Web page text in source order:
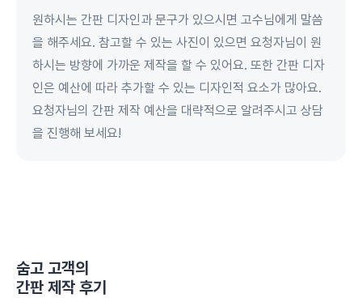
원하시는 간판 디자인과 문구가 있으시면 고수님에게 말씀
을 해주세요. 참고할 수 있는 사진이 있으면 요청자님이 원
하시는 방향에 가까운 제작을 할 수 있어요. 또한 간판 디자
인은 예산에 따라 추가할 수 있는 디자인적 요소가 많아요.
요청자님의 간판 제작 예산을 대략적으로 알려주시고 상담
을 진행해 보세요!
숨고 고객의
간판 제작 후기